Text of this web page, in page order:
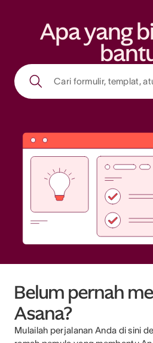
Apa yang
Belum pernah
Asana?
Mulailah perjalanan Anda di sini